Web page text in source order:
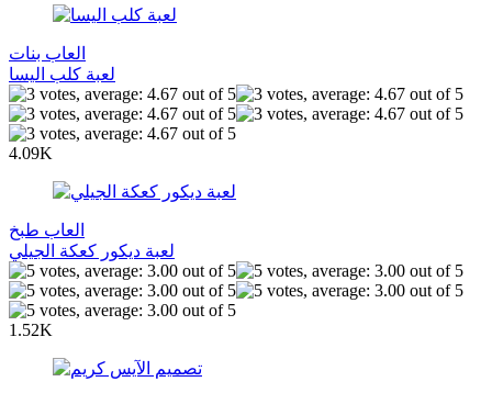
العاب بنات
لعبة كلب اليسا
4.09K
العاب طبخ
لعبة ديكور كعكة الجيلي
1.52K